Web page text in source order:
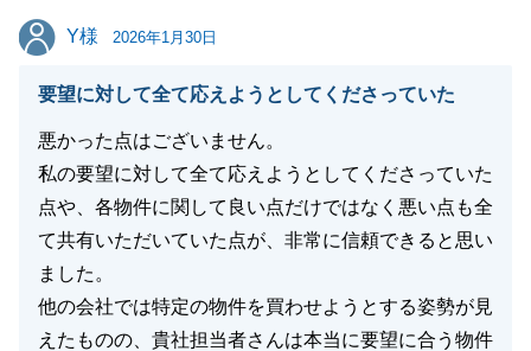
Y様
Y様 2026年1月30日
要望に対して全て応えようとしてくださっていた
悪かった点はございません。
私の要望に対して全て応えようとしてくださっていた
点や、各物件に関して良い点だけではなく悪い点も全
て共有いただいていた点が、非常に信頼できると思い
ました。
他の会社では特定の物件を買わせようとする姿勢が見
えたものの、貴社担当者さんは本当に要望に合う物件